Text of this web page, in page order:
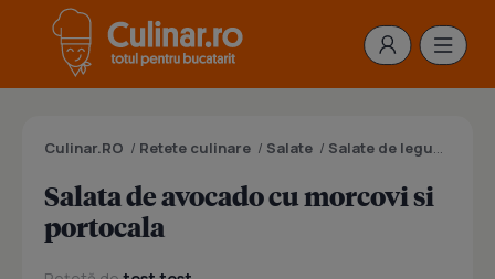
Culinar.RO / Retete culinare / Salate / Salate de legume
Salata de avocado cu morcovi si
portocala